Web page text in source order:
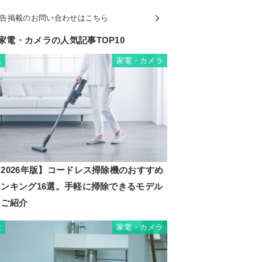
掲載のお問い合わせはこちら
電・カメラの人気記事TOP10
家電・カメラ
年版】コードレス掃除機のおすすめ
キング16選。手軽に掃除できるモデル
紹介
家電・カメラ